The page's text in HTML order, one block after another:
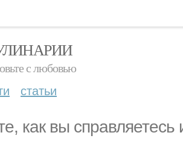
с любовью
статьи
как вы